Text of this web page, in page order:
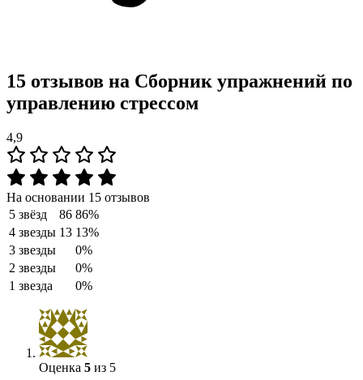
15 отзывов на Сборник упражнений по
управлению стрессом
4,9
На основании 15 отзывов
5 звёзд
86 86%
4 звезды 13 13%
3 звезды
0%
2 звезды
0%
1 звезда
0%
Оценка 5 из 5